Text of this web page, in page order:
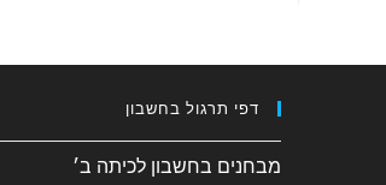
דפי תרגול בחשבון
מבחנים בחשבון לכיתה ב׳